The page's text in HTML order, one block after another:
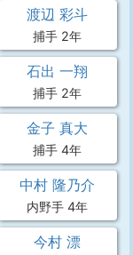
渡辺 彩斗
捕手 2年
石出 一翔
捕手 2年
金子 真大
捕手 4年
中村 隆乃介
内野手 4年
今村 漂